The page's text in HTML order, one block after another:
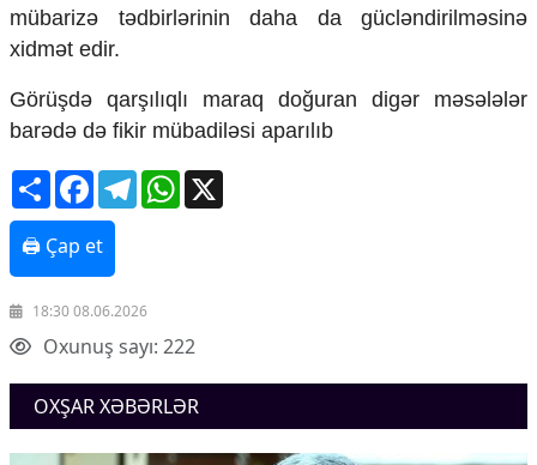
mübarizə tədbirlərinin daha da gücləndirilməsinə
xidmət edir.
Görüşdə qarşılıqlı maraq doğuran digər məsələlər
barədə də fikir mübadiləsi aparılıb
ShareFacebookTelegramWhatsApp
🖨 Çap et
18:30 08.06.2026
Oxunuş sayı: 222
OXŞAR XƏBƏRLƏR